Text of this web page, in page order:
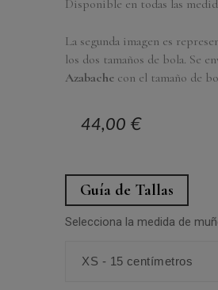
Disponible en todas las
La segunda imagen es
los dos tamaños de bola. Se
Azabache con el tamaño de
44,00 €
Guía de Tallas
Selecciona la medida de